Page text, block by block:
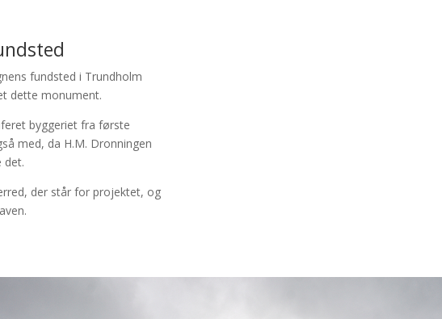
fundsted i Trundholm
dette monument.
byggeriet fra første
med, da H.M. Dronningen
det.
der står for projektet, og